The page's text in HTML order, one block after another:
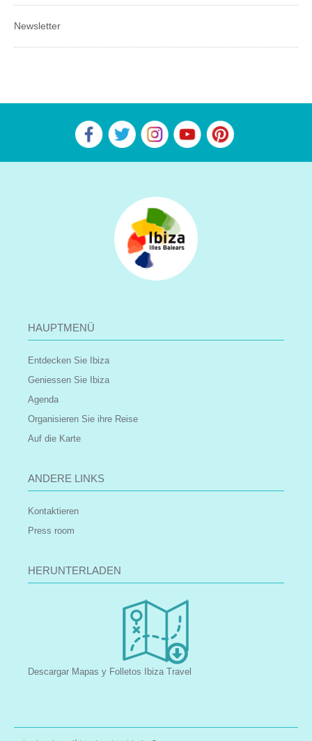
Newsletter
HAUPTMENÜ
Entdecken Sie Ibiza
Geniessen Sie Ibiza
Agenda
Organisieren Sie ihre Reise
Auf die Karte
ANDERE LINKS
Kontaktieren
Press room
HERUNTERLADEN
Descargar Mapas y Folletos Ibiza Travel